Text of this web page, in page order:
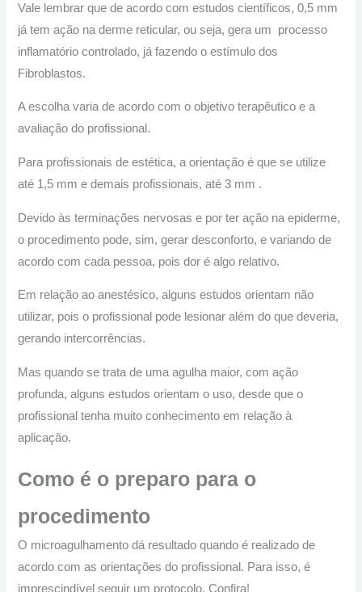
Vale lembrar que de acordo com estudos científicos, 0,5 mm
já tem ação na derme reticular, ou seja, gera um processo
inflamatório controlado, já fazendo o estímulo dos
Fibroblastos.
A escolha varia de acordo com o objetivo terapêutico e a
avaliação do profissional.
Para profissionais de estética, a orientação é que se utilize
até 1,5 mm e demais profissionais, até 3 mm .
Devido às terminações nervosas e por ter ação na epiderme,
o procedimento pode, sim, gerar desconforto, e variando de
acordo com cada pessoa, pois dor é algo relativo.
Em relação ao anestésico, alguns estudos orientam não
utilizar, pois o profissional pode lesionar além do que deveria,
gerando intercorrências.
Mas quando se trata de uma agulha maior, com ação
profunda, alguns estudos orientam o uso, desde que o
profissional tenha muito conhecimento em relação à
aplicação.
Como é o preparo para o
procedimento
O microagulhamento dá resultado quando é realizado de
acordo com as orientações do profissional. Para isso, é
imprescindível seguir um protocolo. Confira!